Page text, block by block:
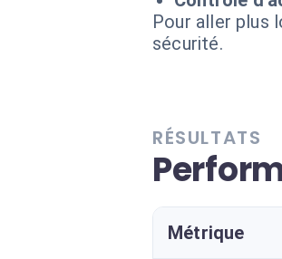
Pour aller plus
sécurité.
RÉSULTATS
Métrique